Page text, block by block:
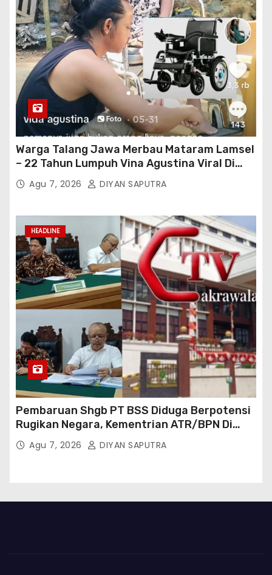
Warga Talang Jawa Merbau Mataram Lamsel
– 22 Tahun Lumpuh Vina Agustina Viral Di
Tiktok Inginkan Kursi Roda Listrik, Kepala
Perwakilan Provinsi Lampung Media
Bertindak
Agu 7, 2026 DIYAN SAPUTRA
HEADLINE
Pembaruan Shgb PT BSS Diduga Berpotensi
Rugikan Negara, Kementrian ATR/BPN Di
Gugat Di PTUN Jakarta
Agu 7, 2026 DIYAN SAPUTRA